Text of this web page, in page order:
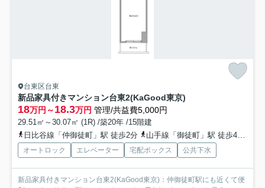
台東区台東
新品家具付きマンション台東2(KaGood東京)
18万円～18.3万円 管理/共益費5,000円
29.51㎡～30.07㎡ (1R) /築20年 /15階建
日比谷線「仲御徒町」駅 徒歩2分
山手線「御徒町」駅 徒歩4分
オートロック エレベーター 宅配ボックス 公共下水
新品家具付きマンション台東2(KaGood東京)：仲御徒町駅にも近くて便